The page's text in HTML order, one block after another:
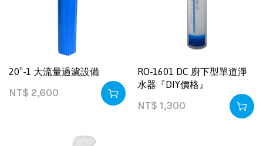
20″-1 大流量過濾設備
NT$ 2,600
RO-1601 DC 廚下型單道淨
水器『DIY價格』
NT$ 1,300